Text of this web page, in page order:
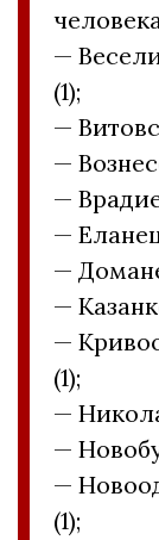
—
(1);
—
—
—
—
—
—
—
(1);
—
—
—
(1);